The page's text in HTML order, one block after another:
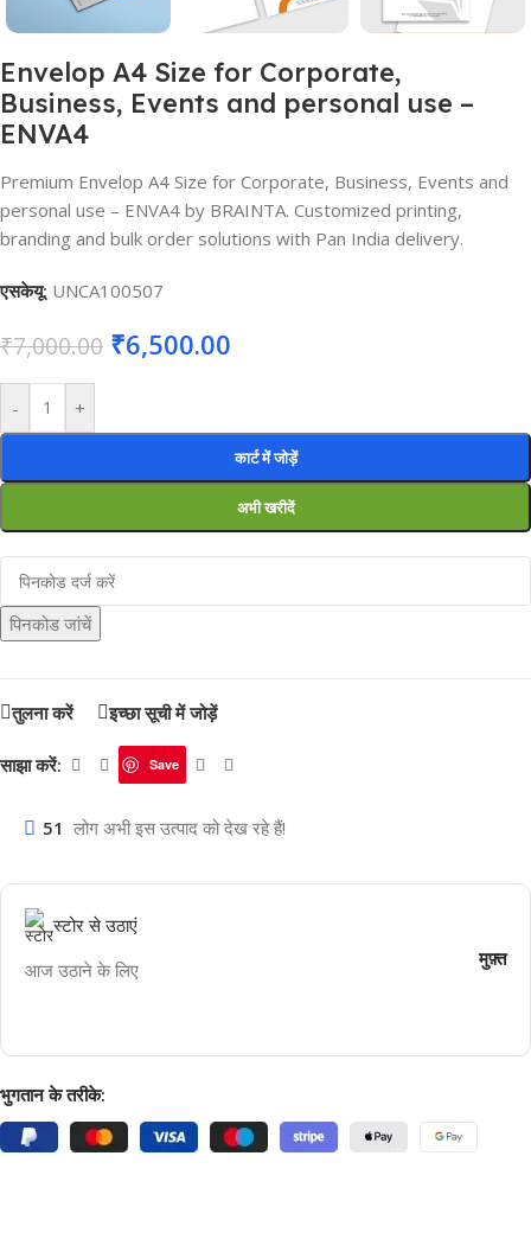
Envelop A4 Size for Corporate,
Business, Events and personal use –
ENVA4
Premium Envelop A4 Size for Corporate, Business, Events and
personal use – ENVA4 by BRAINTA. Customized printing,
branding and bulk order solutions with Pan India delivery.
एसकेयू: UNCA100507
₹7,000.00 ₹6,500.00
- +
कार्ट में जोड़ें
अभी खरीदें
पिनकोड जांचें
तुलना करें इच्छा सूची में जोड़ें
साझा करें: Save
51 लोग अभी इस उत्पाद को देख रहे हैं!
स्टोर से उठाएं
आज उठाने के लिए मुफ़्त
भुगतान के तरीके: